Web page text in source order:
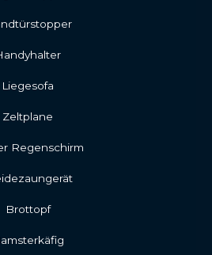
Liegesofa
Zeltplane
Regenschirm
Brottopf